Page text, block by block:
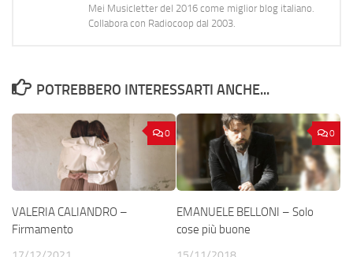
Mei Musicletter del 2016 come miglior blog italiano.
Collabora con Radiocoop dal 2003.
POTREBBERO INTERESSARTI ANCHE...
0
VALERIA CALIANDRO –
Firmamento
0
EMANUELE BELLONI – Solo
cose più buone